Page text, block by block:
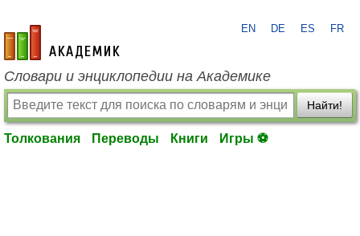
academic.ru
EN DE ES FR
Словари и энциклопедии на Академике
Найти!
Толкования Переводы Книги Игры ⚽